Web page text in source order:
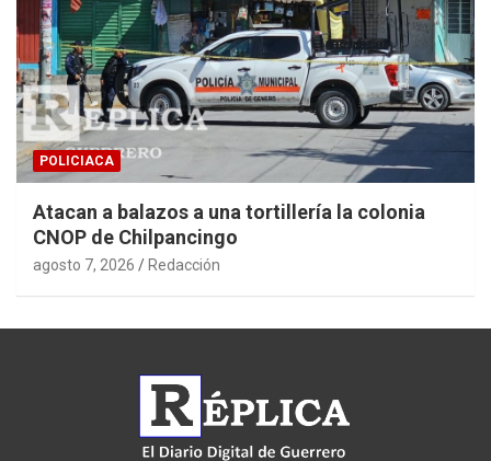
POLICIACA
Atacan a balazos a una tortillería la colonia
CNOP de Chilpancingo
agosto 7, 2026 Redacción